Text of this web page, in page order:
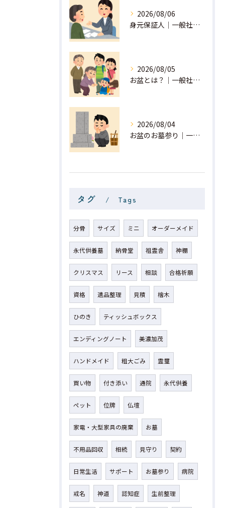
2026/08/06
身元保証人｜一般社団法人 星月
2026/08/05
お盆とは？｜一般社団法人 星月
2026/08/04
お盆のお墓参り｜一般社団法人 星月
タグ Tags
分骨 サイズ ミニ オーダーメイド
永代供養墓 納骨堂 祖霊舎 神棚
クリスマス リース 相談 合格祈願
資格 遺品整理 見積 檜木
ひのき ティッシュボックス
エンディングノート 美濃加茂
ハンドメイド 粗大ごみ 霊璽
買い物 付き添い 通院 永代供養
ペット 位牌 仏壇
家電・大型家具の廃棄 お墓
不用品回収 相続 見守り 契約
日常生活 サポート お墓参り 病院
戒名 神道 認知症 生前整理